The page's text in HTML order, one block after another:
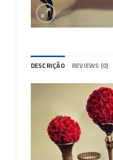
DESCRIÇÃO REVIEWS (0)